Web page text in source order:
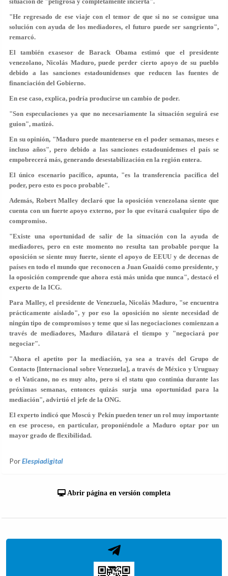
"He regresado de ese viaje con el temor de que si no se consigue una
solución con ayuda de los mediadores, el futuro puede ser sangriento",
remarcó.
El también exasesor de Barack Obama estimó que el presidente
venezolano, Nicolás Maduro, puede perder cierto apoyo de su pueblo
debido a las sanciones estadounidenses que reducen las fuentes de
financiación del Gobierno.
En ese caso, explica, podría producirse un cambio de poder.
"Son especulaciones ya que no necesariamente la situación seguirá ese
guion", matizó.
En su opinión, "Maduro puede mantenerse en el poder semanas, meses e
incluso años", pero debido a las sanciones estadounidenses el país se
empobrecerá más, generando desestabilización en la región entera.
El único escenario pacífico, apunta, "es la transferencia pacífica del
poder, pero esto es poco probable".
Además, Robert Malley declaró que la oposición venezolana siente que
cuenta con un fuerte apoyo externo, por lo que evitará cualquier tipo de
compromiso.
"Existe una oportunidad de salir de la situación con la ayuda de
mediadores, pero en este momento no resulta tan probable porque la
oposición se siente muy fuerte, siente el apoyo de EEUU y de decenas de
países en todo el mundo que reconocen a Juan Guaidó como presidente, y
la oposición comprende que ahora está más unida que nunca", destacó el
experto de la ICG.
Para Malley, el presidente de Venezuela, Nicolás Maduro, "se encuentra
prácticamente aislado", y por eso la oposición no siente necesidad de
ningún tipo de compromisos y teme que si las negociaciones comienzan a
través de mediadores, Maduro dilatará el tiempo y "negociará por
negociar".
"Ahora el apetito por la mediación, ya sea a través del Grupo de
Contacto [Internacional sobre Venezuela], a través de México y Uruguay
o el Vaticano, no es muy alto, pero si el statu quo continúa durante las
próximas semanas, entonces quizás surja una oportunidad para la
mediación", advirtió el jefe de la ONG.
El experto indicó que Moscú y Pekín pueden tener un rol muy importante
en ese proceso, en particular, proponiéndole a Maduro optar por un
mayor grado de flexibilidad.
PorElespiadigital
Abrir página en versión completa